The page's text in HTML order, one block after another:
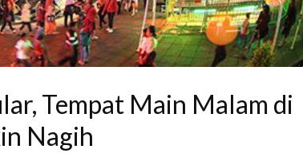
Tempat Main Malam di
Nagih